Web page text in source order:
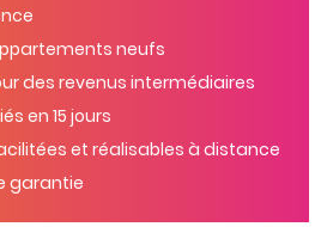
neufs
des revenus intermédiaires
en 15 jours
et réalisables à distance
garantie